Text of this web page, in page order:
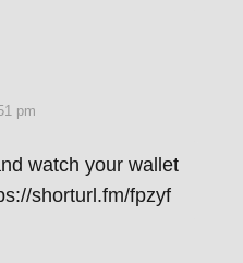
pm
watch your wallet
shorturl.fm/fpzyf